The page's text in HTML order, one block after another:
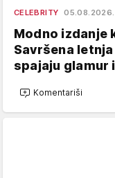
CELEBRITY 05.08.2026.
Modno izdanje
Savršena
spajaju glamur
Komentariši